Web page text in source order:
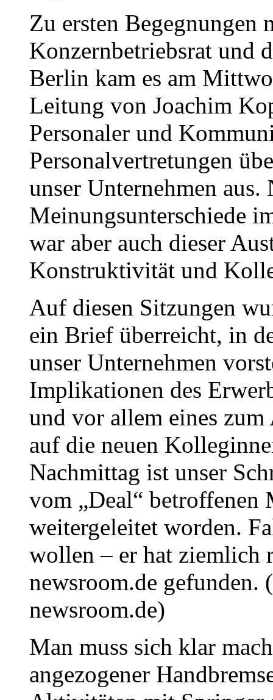
Zu ersten Begegnungen
Konzernbetriebsrat und
Berlin kam es am
Leitung von Joachim
Personaler und
Personalvertretungen
unser Unternehmen aus.
Meinungsunterschiede
war aber auch dieser
Konstruktivität und
Auf diesen Sitzungen
ein Brief überreicht, in
unser Unternehmen
Implikationen des
und vor allem eines
auf die neuen
Nachmittag ist unser
vom „Deal“
weitergeleitet worden.
wollen – er hat ziemlich
newsroom.de
newsroom.de)
Man muss sich klar
angezogener